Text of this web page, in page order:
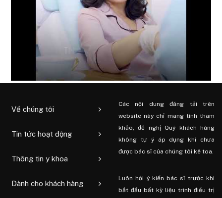
Về chúng tôi
Tin tức hoạt động
Thông tin y khoa
Dành cho khách hàng
Các nội dung đăng tải trên
website này chỉ mang tính tham
khảo, đề nghị Quý khách hàng
không tự ý áp dụng khi chưa
được bác sĩ của chúng tôi kê toa.
Luôn hỏi ý kiến ​​bác sĩ trước khi
bắt đầu bất kỳ liệu trình điều trị